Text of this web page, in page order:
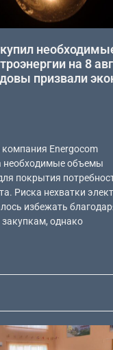
на 8
призвали
компания Energocom
необходимые объемы
покрытия
Риска нехватки
избежать
однако